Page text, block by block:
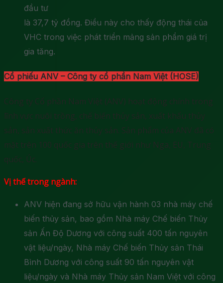
đầu tư
là 37,7 tỷ đồng. Điều này cho thấy động thái của
VHC trong việc phát triển mảng sản phẩm giá trị
gia tăng.
Cổ phiếu ANV – Công ty cổ phần Nam Việt (HOSE)
Công ty Cổ phần Nam Việt (ANV) hoạt động chính trong
lĩnh vực nuôi trồng, chế biến thủy sản, xuất khẩu thủy
sản, sản xuất thức ăn thủy sản. Sản phẩm của ANV đã có
mặt trên 100 quốc gia trên thế giới như Nga, EU, Trung
quốc, Úc.
Vị thế trong ngành:
ANV hiện đang sở hữu vận hành 03 nhà máy chế
biến thủy sản, bao gồm Nhà máy Chế biến Thủy
sản Ấn Độ Dương với công suất 400 tấn nguyên
vật liệu/ngày, Nhà máy Chế biến Thủy sản Thái
Bình Dương với công suất 90 tấn nguyên vật
liệu/ngày và Nhà máy Thủy sản Nam Việt với công